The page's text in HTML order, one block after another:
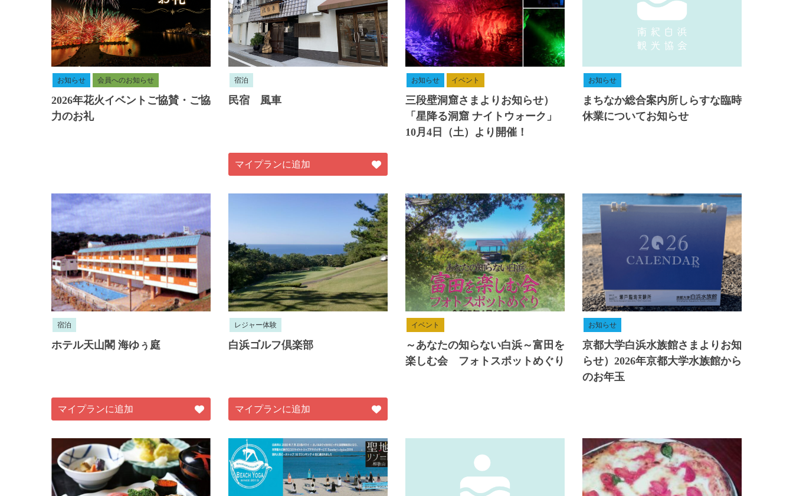
お知らせ 会員へのお知らせ
2026年花火イベントご協賛・ご協
力のお礼
宿泊
民宿 風車
マイプランに追加
お知らせ イベント
三段壁洞窟さまよりお知らせ）
「星降る洞窟 ナイトウォーク」
10月4日（土）より開催！
お知らせ
まちなか総合案内所しらすな臨時
休業についてお知らせ
宿泊
ホテル天山閣 海ゆぅ庭
マイプランに追加
レジャー体験
白浜ゴルフ倶楽部
マイプランに追加
イベント
～あなたの知らない白浜～富田を
楽しむ会 フォトスポットめぐり
お知らせ
京都大学白浜水族館さまよりお知
らせ）2026年京都大学水族館から
のお年玉